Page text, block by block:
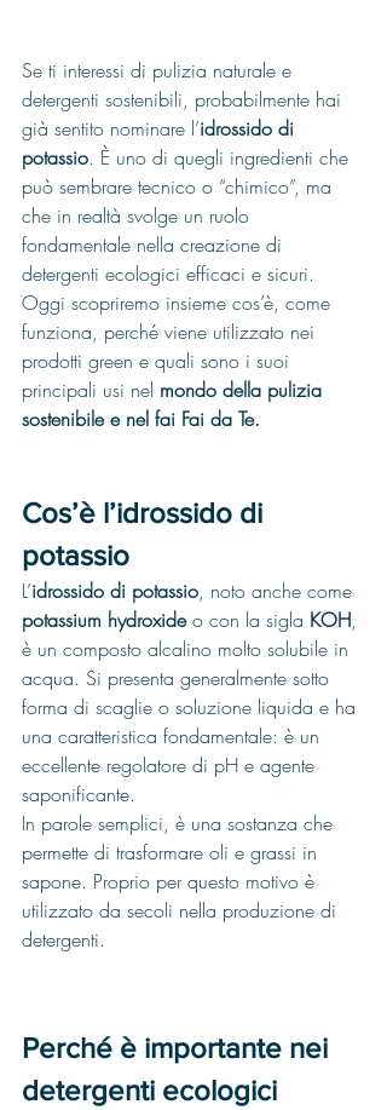
Se ti interessi di pulizia naturale e
detergenti sostenibili, probabilmente hai
già sentito nominare l’idrossido di
potassio. È uno di quegli ingredienti che
può sembrare tecnico o “chimico”, ma
che in realtà svolge un ruolo
fondamentale nella creazione di
detergenti ecologici efficaci e sicuri.
Oggi scopriremo insieme cos’è, come
funziona, perché viene utilizzato nei
prodotti green e quali sono i suoi
principali usi nel mondo della pulizia
sostenibile e nel fai Fai da Te.
Cos’è l’idrossido di
potassio
L’idrossido di potassio, noto anche come
potassium hydroxide o con la sigla KOH,
è un composto alcalino molto solubile in
acqua. Si presenta generalmente sotto
forma di scaglie o soluzione liquida e ha
una caratteristica fondamentale: è un
eccellente regolatore di pH e agente
saponificante.
In parole semplici, è una sostanza che
permette di trasformare oli e grassi in
sapone. Proprio per questo motivo è
utilizzato da secoli nella produzione di
detergenti.
Perché è importante nei
detergenti ecologici